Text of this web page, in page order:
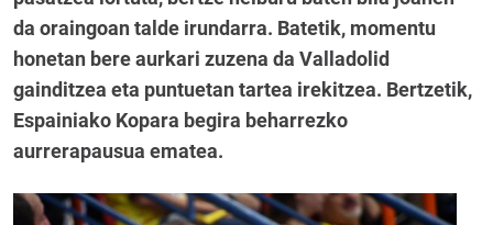
da oraingoan talde irundarra. Batetik, momentu
honetan bere aurkari zuzena da Valladolid
gainditzea eta puntuetan tartea irekitzea. Bertzetik,
Espainiako Kopara begira beharrezko
aurrerapausua ematea.